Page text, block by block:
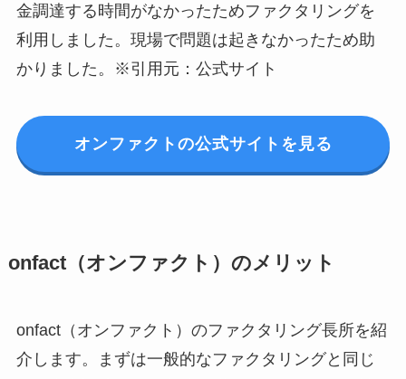
金調達する時間がなかったためファクタリングを
利用しました。現場で問題は起きなかったため助
かりました。※引用元：公式サイト
オンファクトの公式サイトを見る
onfact（オンファクト）のメリット
onfact（オンファクト）のファクタリング長所を紹
介します。まずは一般的なファクタリングと同じ